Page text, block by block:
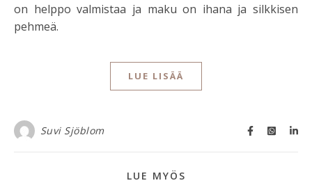
on helppo valmistaa ja maku on ihana ja silkkisen
pehmeä.
LUE LISÄÄ
Suvi Sjöblom
LUE MYÖS